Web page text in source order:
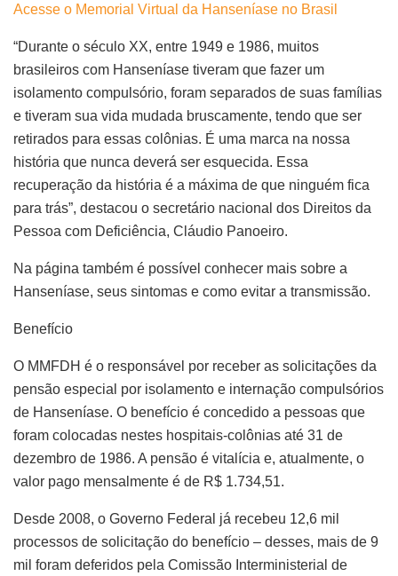
Acesse o Memorial Virtual da Hanseníase no Brasil
“Durante o século XX, entre 1949 e 1986, muitos
brasileiros com Hanseníase tiveram que fazer um
isolamento compulsório, foram separados de suas famílias
e tiveram sua vida mudada bruscamente, tendo que ser
retirados para essas colônias. É uma marca na nossa
história que nunca deverá ser esquecida. Essa
recuperação da história é a máxima de que ninguém fica
para trás”, destacou o secretário nacional dos Direitos da
Pessoa com Deficiência, Cláudio Panoeiro.
Na página também é possível conhecer mais sobre a
Hanseníase, seus sintomas e como evitar a transmissão.
Benefício
O MMFDH é o responsável por receber as solicitações da
pensão especial por isolamento e internação compulsórios
de Hanseníase. O benefício é concedido a pessoas que
foram colocadas nestes hospitais-colônias até 31 de
dezembro de 1986. A pensão é vitalícia e, atualmente, o
valor pago mensalmente é de R$ 1.734,51.
Desde 2008, o Governo Federal já recebeu 12,6 mil
processos de solicitação do benefício – desses, mais de 9
mil foram deferidos pela Comissão Interministerial de